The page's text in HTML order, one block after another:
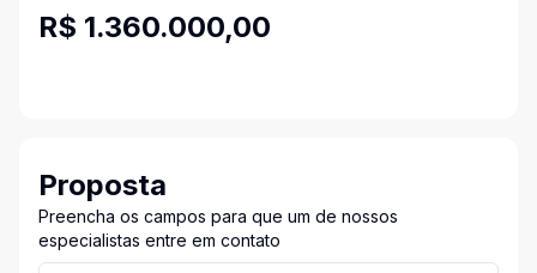
R$ 1.360.000,00
Proposta
Preencha os campos para que um de nossos
especialistas entre em contato